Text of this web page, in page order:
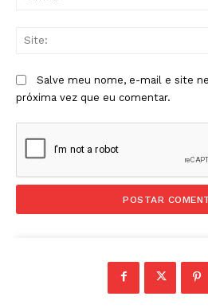
Salve meu nome, e-mail e site
próxima vez que eu comentar.